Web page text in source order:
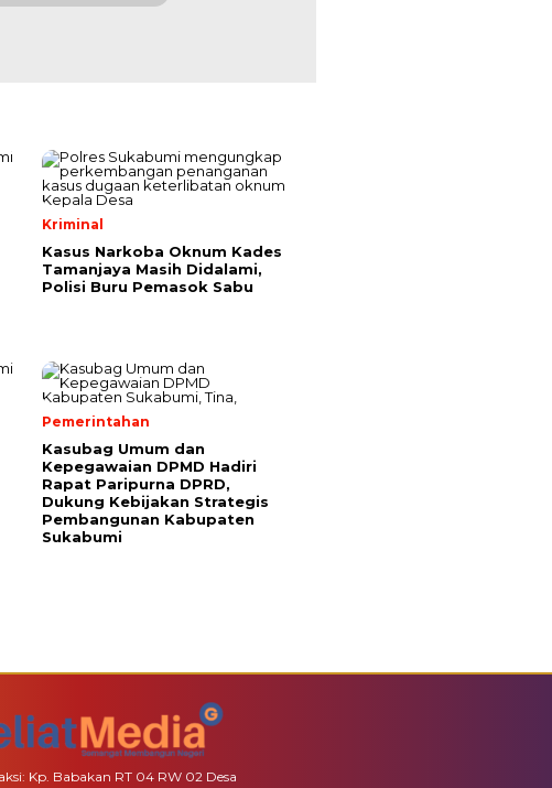
Kriminal
Kasus Narkoba Oknum Kades
Tamanjaya Masih Didalami,
Polisi Buru Pemasok Sabu
Pemerintahan
Kasubag Umum dan
Kepegawaian DPMD Hadiri
Rapat Paripurna DPRD,
Dukung Kebijakan Strategis
Pembangunan Kabupaten
Sukabumi
Kp. Babakan RT 04 RW 02 Desa